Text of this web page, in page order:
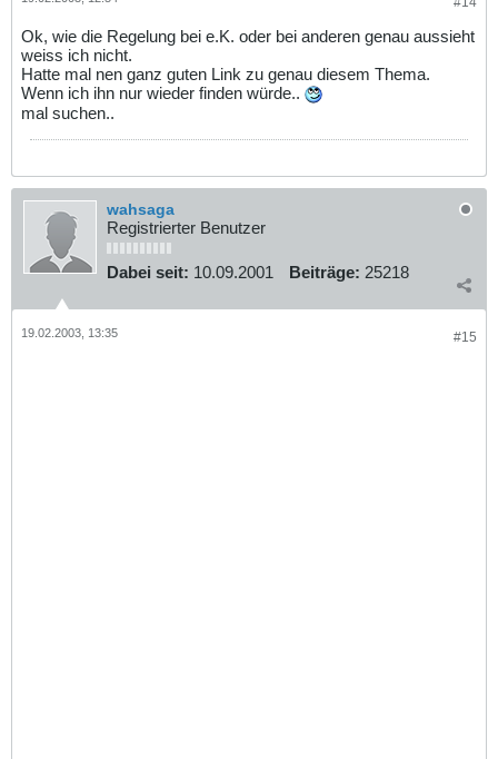
Ok, wie die Regelung bei e.K. oder bei anderen genau aussieht
weiss ich nicht.
Hatte mal nen ganz guten Link zu genau diesem Thema.
Wenn ich ihn nur wieder finden würde..
mal suchen..
wahsaga
Registrierter Benutzer
Dabei seit: 10.09.2001 Beiträge: 25218
#15
19.02.2003, 13:35